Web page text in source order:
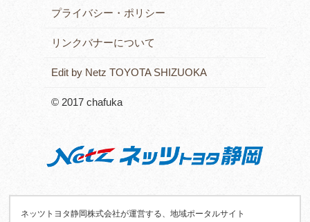
プライバシー・ポリシー
リンクバナーについて
Edit by Netz TOYOTA SHIZUOKA
© 2017 chafuka
ネッツトヨタ静岡株式会社が運営する、地域ポータルサイト